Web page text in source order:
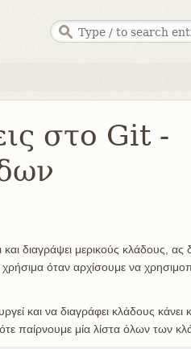
στο Git -
διαγράψει μερικούς κλάδους, ας
χρήσιμα όταν αρχίσουμε να
και να διαγράφει κλάδους κάνει
παίρνουμε μία λίστα όλων των